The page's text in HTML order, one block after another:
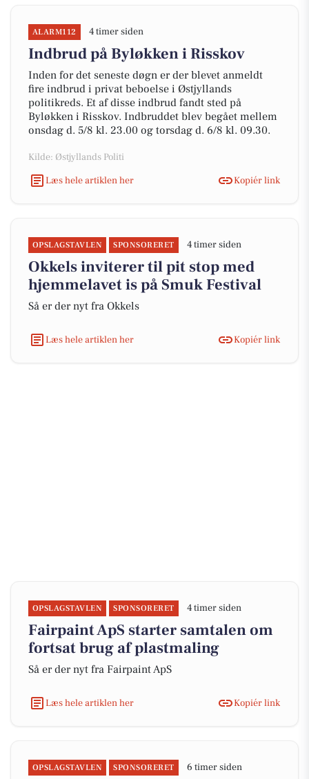
ALARM112 4 timer siden
Indbrud på Byløkken i Risskov
Inden for det seneste døgn er der blevet anmeldt
fire indbrud i privat beboelse i Østjyllands
politikreds. Et af disse indbrud fandt sted på
Byløkken i Risskov. Indbruddet blev begået mellem
onsdag d. 5/8 kl. 23.00 og torsdag d. 6/8 kl. 09.30.
Kilde: Østjyllands Politi
Læs hele artiklen her
Kopiér link
OPSLAGSTAVLEN SPONSORERET 4 timer siden
Okkels inviterer til pit stop med
hjemmelavet is på Smuk Festival
Så er der nyt fra Okkels
Læs hele artiklen her Kopiér link
OPSLAGSTAVLEN SPONSORERET 4 timer siden
Fairpaint ApS starter samtalen om
fortsat brug af plastmaling
Så er der nyt fra Fairpaint ApS
Læs hele artiklen her Kopiér link
OPSLAGSTAVLEN SPONSORERET 6 timer siden